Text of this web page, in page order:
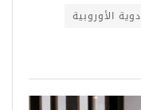
الأوروبية